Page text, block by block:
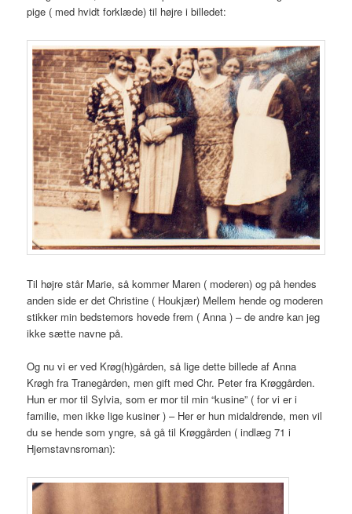
pige ( med hvidt forklæde) til højre i billedet:
Til højre står Marie, så kommer Maren ( moderen) og på hendes
anden side er det Christine ( Houkjær) Mellem hende og moderen
stikker min bedstemors hovede frem ( Anna ) – de andre kan jeg
ikke sætte navne på.
Og nu vi er ved Krøg(h)gården, så lige dette billede af Anna
Krøgh fra Tranegården, men gift med Chr. Peter fra Krøggården.
Hun er mor til Sylvia, som er mor til min “kusine” ( for vi er i
familie, men ikke lige kusiner ) – Her er hun midaldrende, men vil
du se hende som yngre, så gå til Krøggården ( indlæg 71 i
Hjemstavnsroman):